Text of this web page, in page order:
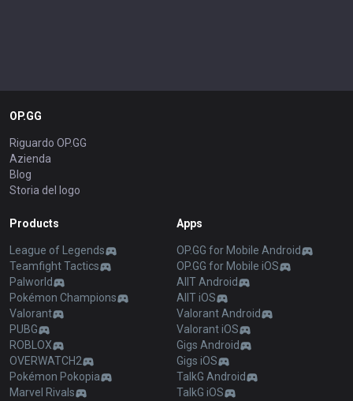
OP.GG
Riguardo OP.GG
Azienda
Blog
Storia del logo
Products
League of Legends
Teamfight Tactics
Palworld
Pokémon Champions
Valorant
PUBG
ROBLOX
OVERWATCH2
Pokémon Pokopia
Marvel Rivals
Apps
OP.GG for Mobile Android
OP.GG for Mobile iOS
AllT Android
AllT iOS
Valorant Android
Valorant iOS
Gigs Android
Gigs iOS
TalkG Android
TalkG iOS